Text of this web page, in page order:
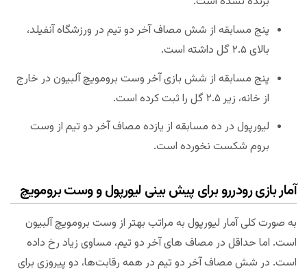
پنج مسابقه از شش مصاف آخر دو تیم در ورزشگاه آنفیلد،
بالای ۲.۵ گل داشته است.
پنج مسابقه از شش بازی آخر وست برومویچ آلبیون در خارج
از خانه، زیر ۲.۵ گل را ثبت کرده است.
لیورپول در ده مسابقه از یازده مصاف آخر دو تیم از وست
بروم شکست نخورده است.
آمار بازی رودررو برای پیش بینی لیورپول و وست برومویچ
به صورت کلی آمار لیورپول به مراتب بهتر از وست برومویچ آلبیون
است. اما حداقل در مصاف های آخر دو تیم، مساوی زیاد رخ داده
است. در شش مصاف آخر دو تیم در همه رقابت‌ها، دو پیروزی برای